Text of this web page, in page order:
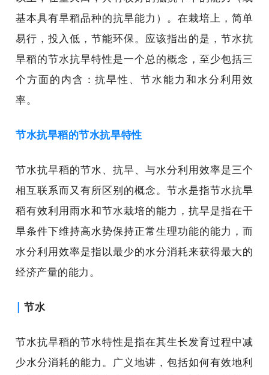
基本具有旱稻品种的抗旱能力）。在栽培上，简单
易行，投入低，节能环保。应该指出的是，节水抗
旱稻的节水抗旱特性是一个总的概念，至少包括三
个方面的内含：抗旱性、节水能力和水分利用效
率。
节水抗旱稻的节水抗旱特性
节水抗旱稻的节水、抗旱、与水分利用效率是三个
相互联系而又有所区别的概念。节水是指节水抗旱
稻有效利用雨水和节水栽培的能力，抗旱是指在干
旱条件下维持高水势保持正常生理功能的能力，而
水分利用效率是指以最少的水分消耗来获得最大的
经济产量的能力。
|节水
节水抗旱稻的节水特性是指在其生长发育过程中减
少水分消耗的能力。广义地讲，包括如何有效地利